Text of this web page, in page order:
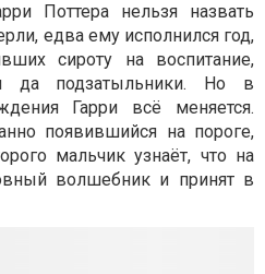
Поттера нельзя назвать
едва ему исполнился год,
сироту на воспитание,
да подзатыльники. Но в
Гарри всё меняется.
появившийся на пороге,
мальчик узнаёт, что на
волшебник и принят в